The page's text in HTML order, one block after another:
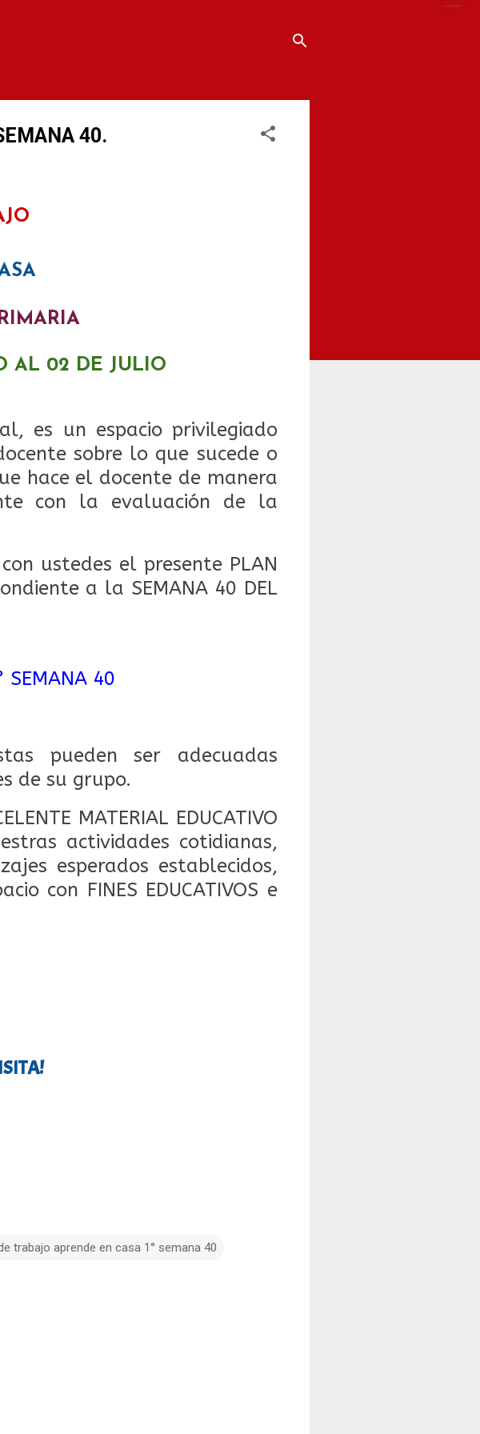
40.
AL 02 DE JULIO
es un espacio privilegiado
sobre lo que sucede o
hace el docente de manera
con la evaluación de la
ustedes el presente PLAN
a la SEMANA 40 DEL
SEMANA 40
pueden ser adecuadas
de su grupo.
MATERIAL EDUCATIVO
actividades cotidianas,
esperados establecidos,
con FINES EDUCATIVOS e
trabajo aprende en casa 1° semana 40